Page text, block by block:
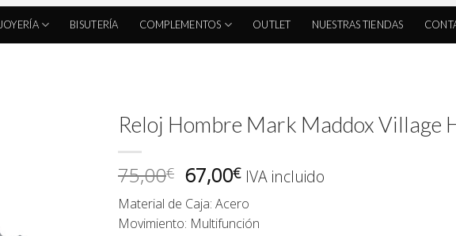
JOYERÍA BISUTERÍA COMPLEMENTOS OUTLET NUESTRAS TIENDAS
Reloj Hombre Mark Maddox Village
75,00€ El
precio
original
67,00€El
actual
IVA incluido
Material de Caja: Acero
Movimiento: Multifunción